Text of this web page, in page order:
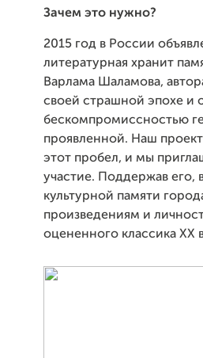
Зачем это нужно?
2015 год в России
литературная хранит
Варлама Шаламова,
своей страшной эпохе и
бескомпромиссностью
проявленной. Наш
этот пробел, и мы
участие. Поддержав его,
культурной памяти
произведениям и
оцененного классика ХХ